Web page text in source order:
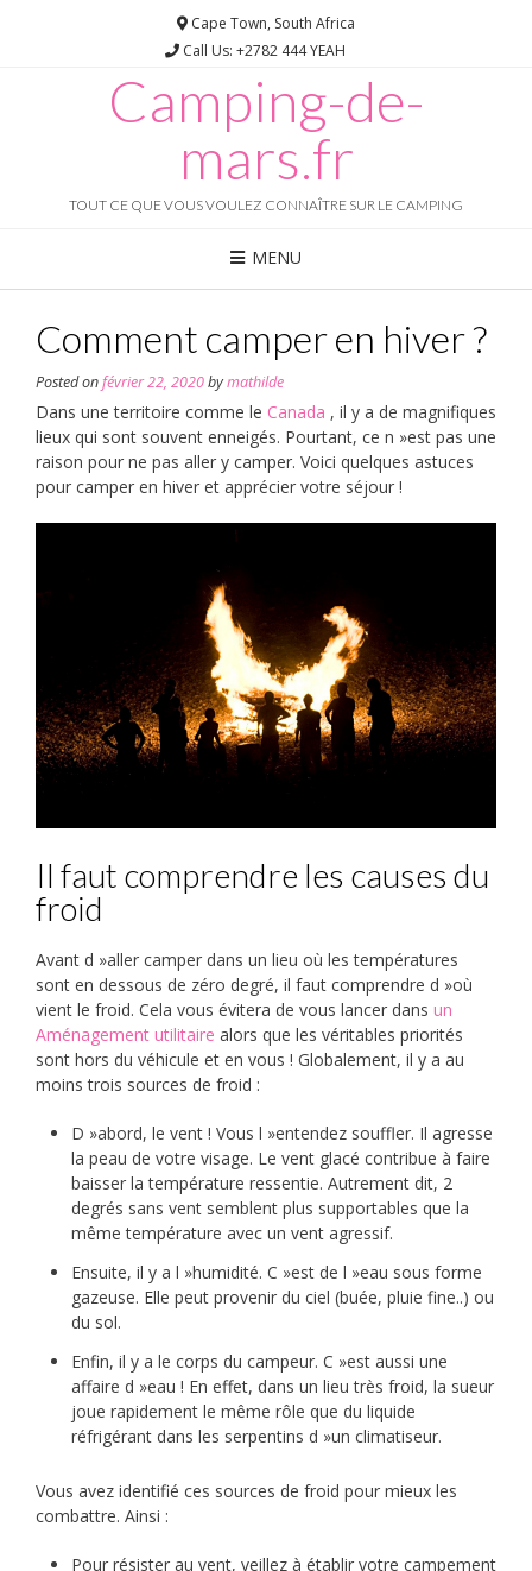
Cape Town, South Africa
Call Us: +2782 444 YEAH
Camping-de-
mars.fr
TOUT CE QUE VOUS VOULEZ CONNAÎTRE SUR LE CAMPING
MENU
Comment camper en hiver ?
Posted onfévrier 22, 2020bymathilde
Dans une territoire comme le Canada , il y a de magnifiques
lieux qui sont souvent enneigés. Pourtant, ce n »est pas une
raison pour ne pas aller y camper. Voici quelques astuces
pour camper en hiver et apprécier votre séjour !
Il faut comprendre les causes du
froid
Avant d »aller camper dans un lieu où les températures
sont en dessous de zéro degré, il faut comprendre d »où
vient le froid. Cela vous évitera de vous lancer dans un
Aménagement utilitaire alors que les véritables priorités
sont hors du véhicule et en vous ! Globalement, il y a au
moins trois sources de froid :
D »abord, le vent ! Vous l »entendez souffler. Il agresse
la peau de votre visage. Le vent glacé contribue à faire
baisser la température ressentie. Autrement dit, 2
degrés sans vent semblent plus supportables que la
même température avec un vent agressif.
Ensuite, il y a l »humidité. C »est de l »eau sous forme
gazeuse. Elle peut provenir du ciel (buée, pluie fine..) ou
du sol.
Enfin, il y a le corps du campeur. C »est aussi une
affaire d »eau ! En effet, dans un lieu très froid, la sueur
joue rapidement le même rôle que du liquide
réfrigérant dans les serpentins d »un climatiseur.
Vous avez identifié ces sources de froid pour mieux les
combattre. Ainsi :
Pour résister au vent, veillez à établir votre campement